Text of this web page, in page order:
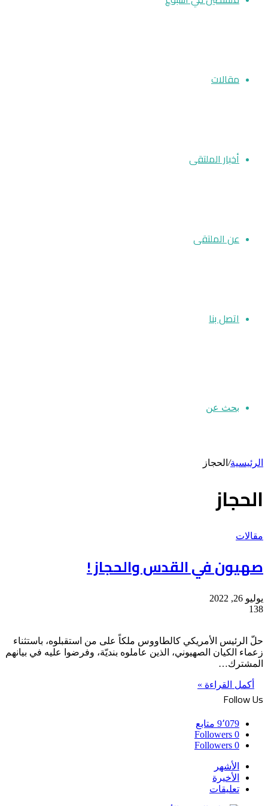
مقالات
أخبار الملتقى
عن الملتقى
اتصل بنا
بحث عن
الرئيسية/ الحجاز
الحجاز
مقالات
صهيون في القدس والحجاز !
يوليو 26, 2022
138
حلّ الرئيس الأمريكي كالطاووس ملكاً على من استقبلوه، باستثناء
زعماء الكيان الصهيوني، الذين عاملوه بنديّة، وفرضوا عليه في بيانهم
المشترك…
أكمل القراءة »
Follow Us
9٬079 متابع
0
Followers
0
Followers
الأشهر
الأخيرة
تعليقات